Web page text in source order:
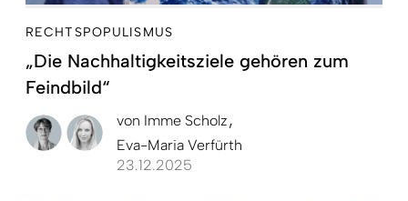
RECHTSPOPULISMUS
„Die Nachhaltigkeitsziele gehören zum
Feindbild“
von Imme Scholz
Eva-Maria Verfürth
23.12.2025